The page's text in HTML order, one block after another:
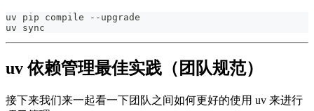
uv pip compile --upgrade
uv sync
uv 依赖管理最佳实践（团队规范）
接下来我们来一起看一下团队之间如何更好的使用 uv 来进行